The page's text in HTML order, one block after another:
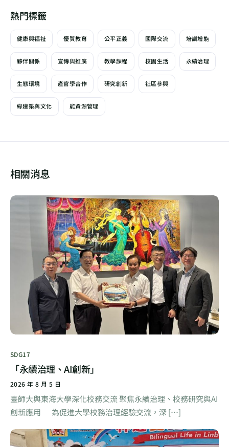
熱門標籤
健康與福祉 優質教育 公平正義 國際交流 培訓增能
夥伴關係 宣傳與推廣 教學課程 校園生活 永續治理
生態環境 產官學合作 研究創新 社區參與
綠建築與文化 能資源管理
相關消息
SDG17
「永續治理、AI創新」
2026 年 8 月 5 日
臺師大與東海大學深化校務交流 聚焦永續治理、校務研究與AI
創新應用 為促進大學校務治理經驗交流，深 […]